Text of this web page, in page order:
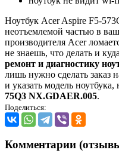
Ноутбук Acer Aspire F5-
неотъемлемой частью в
производителя Acer
не знаешь, что делать и
ремонт и диагностику
лишь нужно сделать заказ
и указать модель
75Q3 NX.GDAER.005.
Поделиться:
Комментарии